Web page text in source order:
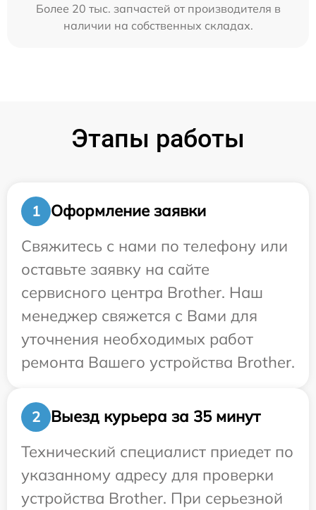
Более 20 тыс. запчастей от производителя в
наличии на собственных складах.
Этапы работы
1
Оформление заявки
Свяжитесь с нами по телефону или
оставьте заявку на сайте
сервисного центра Brother. Наш
менеджер свяжется с Вами для
уточнения необходимых работ
ремонта Вашего устройства Brother.
2
Выезд курьера за 35 минут
Технический специалист приедет по
указанному адресу для проверки
устройства Brother. При серьезной